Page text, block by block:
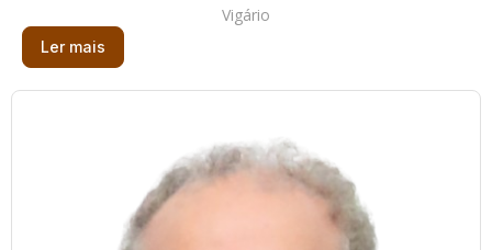
Vigário
Ler mais